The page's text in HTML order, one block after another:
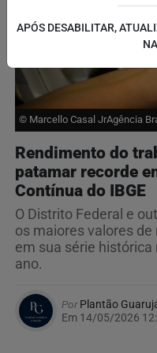
© Marcello Casal JrAgência
Rendimento do
patamar recorde
Contínua do IBGE
O Distrito Federal e
os maiores valores
em sua série
ano.
PorPlantão
Em 14/05/2026
APÓS DESABILITAR,